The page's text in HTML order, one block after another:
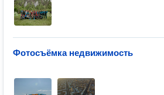
Фотосъёмка недвижимость